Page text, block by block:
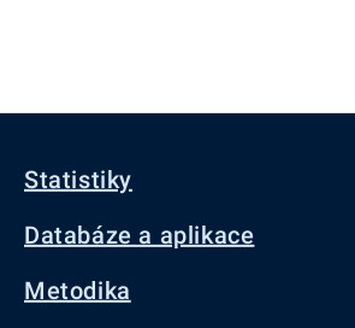
Statistiky
Databáze a aplikace
Metodika